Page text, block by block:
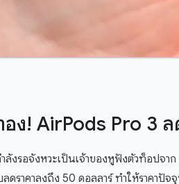
อง! AirPods Pro 3
ลังรอจังหวะเป็นเจ้าของหูฟังตัวท็อปจ
ลดราคาลงถึง 50 ดอลลาร์ ทำให้ราคา